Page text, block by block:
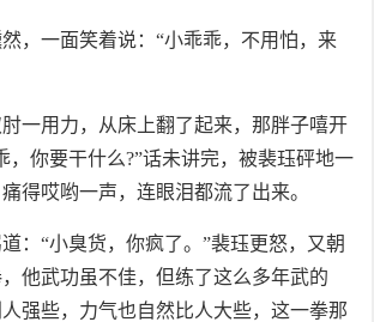
，一面笑着说：“小乖乖，不用怕，来
一用力，从床上翻了起来，那胖子嘻开
，你要干什么?”话未讲完，被裴珏砰地一
得哎哟一声，连眼泪都流了出来。
：“小臭货，你疯了。”裴珏更怒，又朝
他武功虽不佳，但练了这么多年武的
强些，力气也自然比人大些，这一拳那